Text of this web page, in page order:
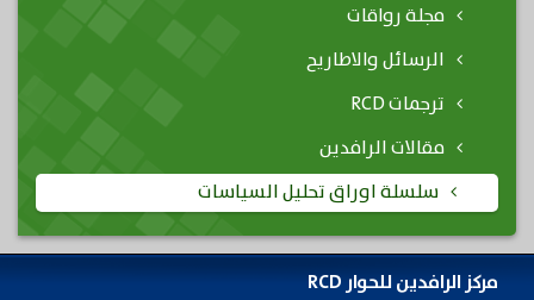
مجلة رواقات
الرسائل والاطاريح
ترجمات RCD
مقالات الرافدين
سلسلة اوراق تحليل السياسات
مركز الرافدين للحوار RCD